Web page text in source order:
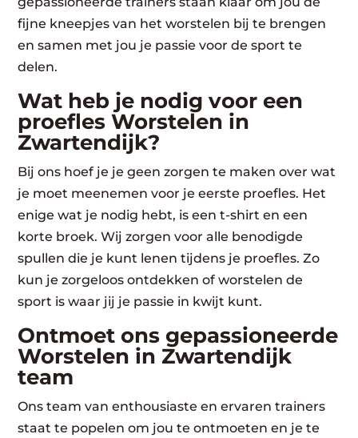
fijne kneepjes van het worstelen bij te brengen
en samen met jou je passie voor de sport te
delen.
Wat heb je nodig voor een
proefles Worstelen in
Zwartendijk?
Bij ons hoef je je geen zorgen te maken over wat
je moet meenemen voor je eerste proefles. Het
enige wat je nodig hebt, is een t-shirt en een
korte broek. Wij zorgen voor alle benodigde
spullen die je kunt lenen tijdens je proefles. Zo
kun je zorgeloos ontdekken of worstelen de
sport is waar jij je passie in kwijt kunt.
Ontmoet ons gepassioneerde
Worstelen in Zwartendijk
team
Ons team van enthousiaste en ervaren trainers
staat te popelen om jou te ontmoeten en je te